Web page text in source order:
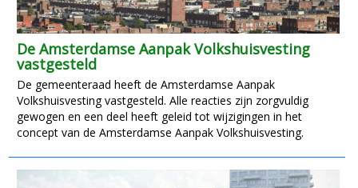
De Amsterdamse Aanpak Volkshuisvesting
vastgesteld
De gemeenteraad heeft de Amsterdamse Aanpak
Volkshuisvesting vastgesteld. Alle reacties zijn zorgvuldig
gewogen en een deel heeft geleid tot wijzigingen in het
concept van de Amsterdamse Aanpak Volkshuisvesting.